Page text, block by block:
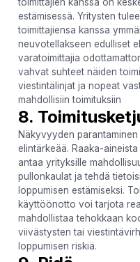
estämisessä. Yritysten
toimittajiensa kanssa
neuvotellakseen edulliset
varatoimittajia
vahvat suhteet näiden
viestintälinjat ja nopeat
mahdollisiin toimituksiin
8.
Näkyvyyden
elintärkeää. Raaka-
antaa yrityksille
pullonkaulat ja tehdä
loppumisen estämiseksi.
käyttöönotto voi tarjota
mahdollistaa tehokkaan
viivästysten tai
loppumisen riskiä.